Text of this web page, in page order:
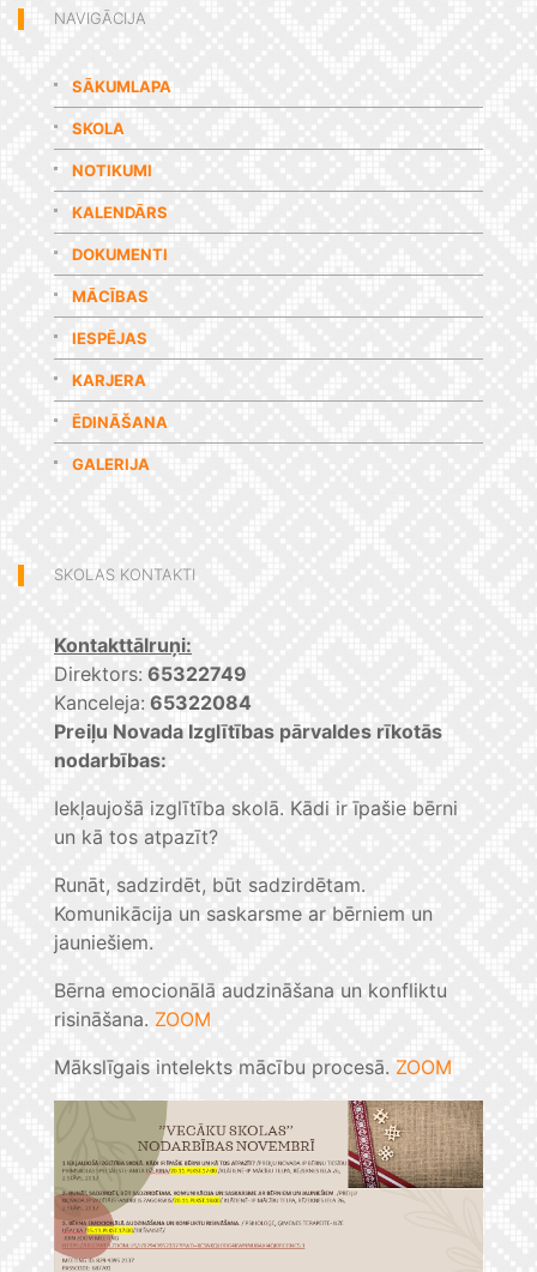
NAVIGĀCIJA
SĀKUMLAPA
SKOLA
NOTIKUMI
KALENDĀRS
DOKUMENTI
MĀCĪBAS
IESPĒJAS
KARJERA
ĒDINĀŠANA
GALERIJA
SKOLAS KONTAKTI
Kontakttālruņi:
Direktors: 65322749
Kanceleja: 65322084
Preiļu Novada Izglītības pārvaldes rīkotās
nodarbības:
Iekļaujošā izglītība skolā. Kādi ir īpašie bērni
un kā tos atpazīt?
Runāt, sadzirdēt, būt sadzirdētam.
Komunikācija un saskarsme ar bērniem un
jauniešiem.
Bērna emocionālā audzināšana un konfliktu
risināšana. ZOOM
Mākslīgais intelekts mācību procesā. ZOOM